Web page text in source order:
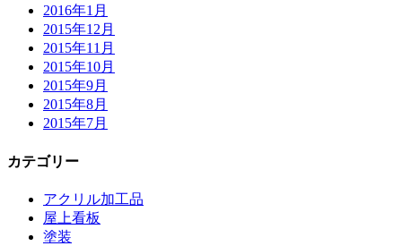
2016年1月
2015年12月
2015年11月
2015年10月
2015年9月
2015年8月
2015年7月
カテゴリー
アクリル加工品
屋上看板
塗装